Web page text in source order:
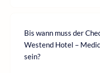
Bis wann muss der
Westend Hotel –
sein?